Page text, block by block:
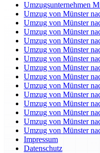
Umzugsunternehmen
Umzug von Münster
Umzug von Münster
Umzug von Münster
Umzug von Münster
Umzug von Münster
Umzug von Münster
Umzug von Münster
Umzug von Münster
Umzug von Münster
Umzug von Münster
Umzug von Münster
Umzug von Münster
Umzug von Münster
Umzug von Münster
Impressum
Datenschutz